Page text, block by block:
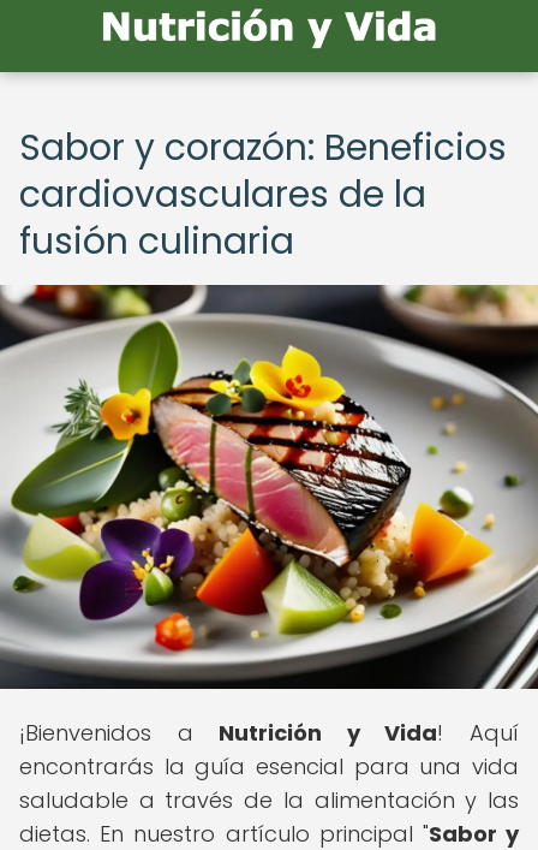
Sabor y corazón: Beneficios
cardiovasculares de la
fusión culinaria
¡Bienvenidos a Nutrición y Vida! Aquí
encontrarás la guía esencial para una vida
saludable a través de la alimentación y las
dietas. En nuestro artículo principal "Sabor y